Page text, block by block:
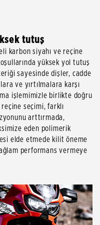
tutuş
karbon siyahı ve reçine
yüksek yol tutuş
sayesinde dişler, cadde
ve yırtılmalara karşı
işlemimizle birlikte doğru
seçimi, farklı
arttırmada,
eden polimerik
elde etmede kilit öneme
performans vermeye